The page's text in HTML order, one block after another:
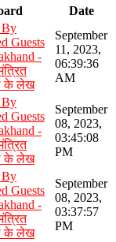
Date
By
Guests
-
के लेख
September
11, 2023,
06:39:36
AM
By
Guests
-
के लेख
September
08, 2023,
03:45:08
PM
By
Guests
-
के लेख
September
08, 2023,
03:37:57
PM